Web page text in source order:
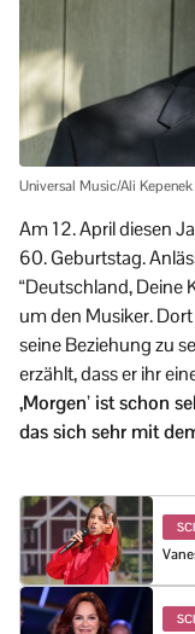
Universal Music/Ali Kepenek
Am 12. April diesen
60. Geburtstag.
“Deutschland, Deine
um den Musiker.
seine Beziehung zu
erzählt, dass er ihr
,Morgen’ ist schon
das sich sehr mit